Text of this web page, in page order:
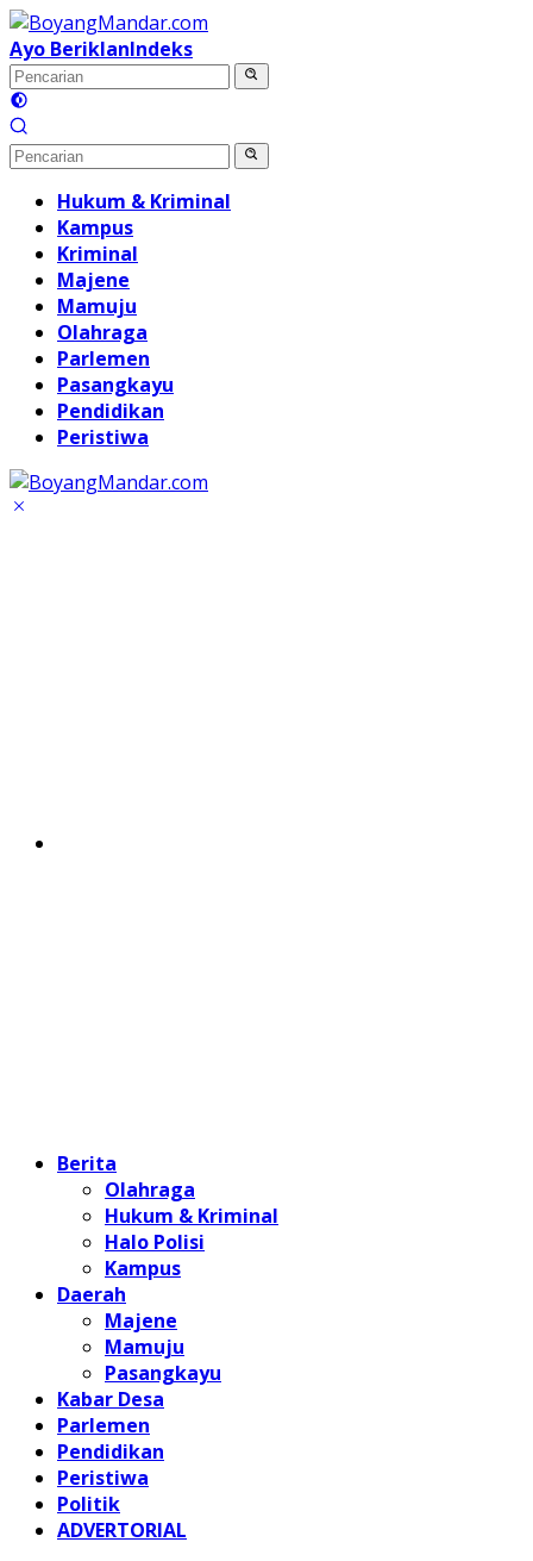
Langsung
ke
konten
Ayo BeriklanIndeks
Hukum & Kriminal
Kampus
Kriminal
Majene
Mamuju
Olahraga
Parlemen
Pasangkayu
Pendidikan
Peristiwa
Home
Berita
Olahraga
Hukum & Kriminal
Halo Polisi
Kampus
Daerah
Majene
Mamuju
Pasangkayu
Kabar Desa
Parlemen
Pendidikan
Peristiwa
Politik
ADVERTORIAL